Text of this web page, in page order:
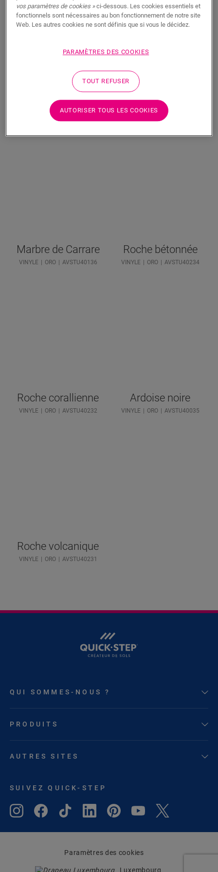
Roche oxydée
ORO AVSTU40235
Roche cannelle
VINYLE ORO AVSTU40233
Marbre de Carrare
VINYLE ORO AVSTU40136
Roche bétonnée
VINYLE ORO AVSTU40234
Roche corallienne
VINYLE ORO AVSTU40232
Ardoise noire
VINYLE ORO AVSTU40035
Roche volcanique
VINYLE ORO AVSTU40231
QUI SOMMES-NOUS ?
PRODUITS
AUTRES SITES
SUIVEZ QUICK-STEP
Paramètres des cookies
Luxembourg
vos paramètres de cookies »ci-dessous. Les cookies essentiels et
fonctionnels sont nécessaires au bon fonctionnement de notre site
Web. Les autres cookies ne sont définis que si vous le décidez.
PARAMÈTRES DES COOKIES
TOUT REFUSER
AUTORISER TOUS LES COOKIES